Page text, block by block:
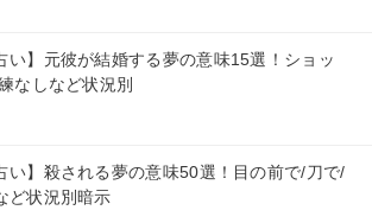
い】元彼が結婚する夢の意味15選！ショッ
なしなど状況別
い】殺される夢の意味50選！目の前で/刀で/
ど状況別暗示